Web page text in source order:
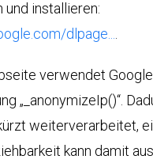
und installieren:
dlpage...
verwendet
„_anonymizeIp()“.
weiterverarbeitet,
kann damit